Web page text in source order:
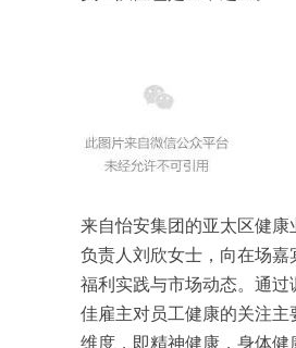
来自怡安集团的亚太区健康
负责人刘欣女士，向在场嘉
福利实践与市场动态。通过
佳雇主对员工健康的关注主
维度，即精神健康，身体健